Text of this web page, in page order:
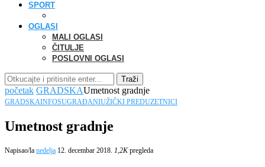
SPORT
OGLASI
MALI OGLASI
ČITULJE
POSLOVNI OGLASI
Traži
početak GRADSKAUmetnost gradnje
GRADSKAINFOSUGRAĐANIUŽIČKI PREDUZETNICI
Umetnost gradnje
Napisao/la nedelja 12. decembar 2018. 1,2Kpregleda